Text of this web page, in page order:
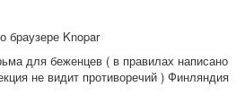
браузере Knopar
для беженцев ( в правилах написано
не видит противоречий ) Финляндия